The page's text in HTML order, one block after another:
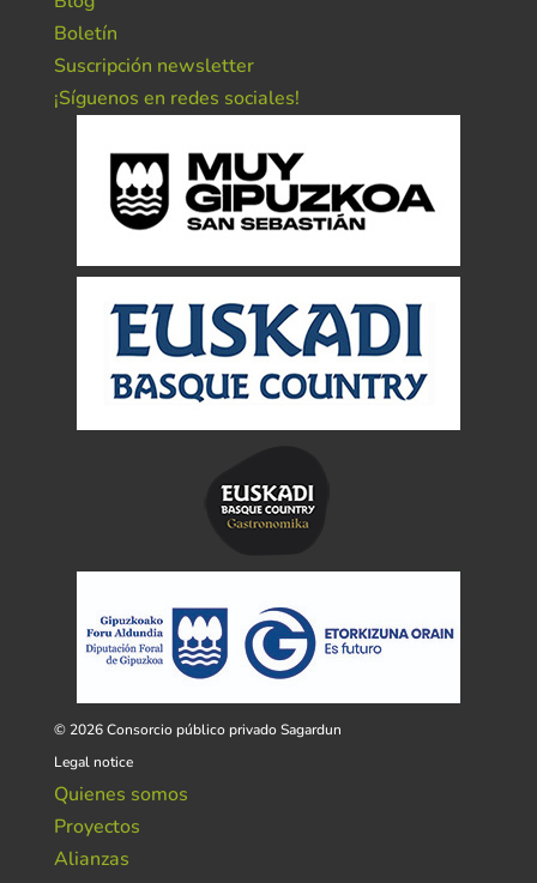
Boletín
Suscripción newsletter
¡Síguenos en redes sociales!
© 2026 Consorcio público privado Sagardun
Legal notice
Quienes somos
Proyectos
Alianzas